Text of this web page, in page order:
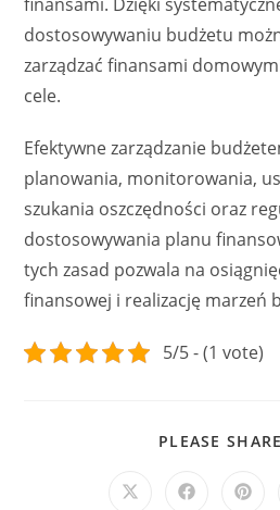
dostosowywaniu budżetu
zarządzać finansami
cele.
Efektywne zarządzanie
planowania, monitorowania,
szukania oszczędności oraz
dostosowywania planu
tych zasad pozwala na
finansowej i realizację marzeń
5/5 - (1 vote)
PLEASE
Opens
Opens Opens